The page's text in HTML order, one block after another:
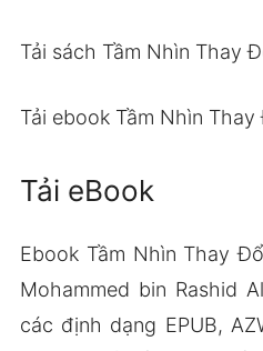
Tải sách Tầm Nhìn Thay
Tải ebook Tầm Nhìn
Tải eBook
Ebook Tầm Nhìn Thay
Mohammed bin Rashid
các định dạng EPUB,